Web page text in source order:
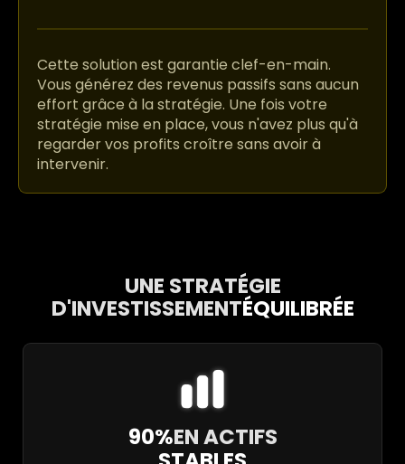
Cette solution est garantie clef-en-main.
Vous générez des revenus passifs sans aucun
effort grâce à la stratégie. Une fois votre
stratégie mise en place, vous n'avez plus qu'à
regarder vos profits croître sans avoir à
intervenir.
UNE STRATÉGIE
D'INVESTISSEMENTÉQUILIBRÉE
90%EN ACTIFS